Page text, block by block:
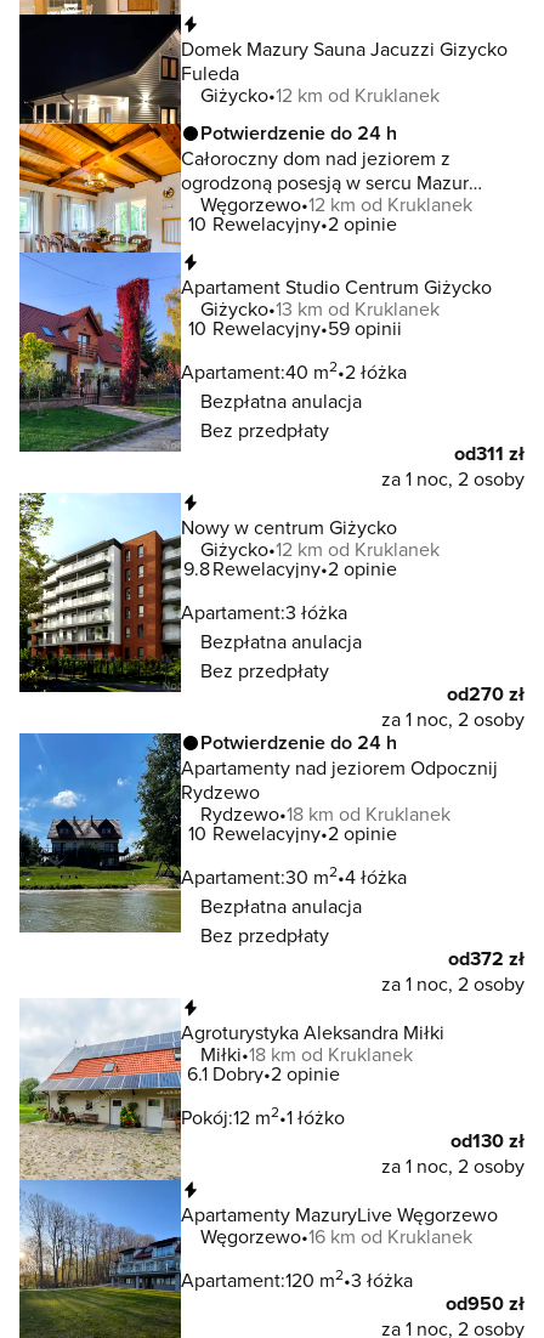
Domek Mazury Sauna Jacuzzi Gizycko
Fuleda
Giżycko 12 km od Kruklanek
Potwierdzenie do 24 h
Całoroczny dom nad jeziorem z
ogrodzoną posesją w sercu Mazur
Węgorzewo
Węgorzewo 12 km od Kruklanek
10 Rewelacyjny 2 opinie
Apartament Studio Centrum Giżycko
Giżycko 13 km od Kruklanek
10 Rewelacyjny 59 opinii
Apartament:40 m2 2 łóżka
Bezpłatna anulacja
Bez przedpłaty
od311 zł
za 1 noc, 2 osoby
Nowy w centrum Giżycko
Giżycko 12 km od Kruklanek
9.8Rewelacyjny 2 opinie
Apartament:3 łóżka
Bezpłatna anulacja
Bez przedpłaty
od270 zł
za 1 noc, 2 osoby
Potwierdzenie do 24 h
Apartamenty nad jeziorem Odpocznij
Rydzewo
Rydzewo 18 km od Kruklanek
10 Rewelacyjny 2 opinie
Apartament:30 m2 4 łóżka
Bezpłatna anulacja
Bez przedpłaty
od372 zł
za 1 noc, 2 osoby
Agroturystyka Aleksandra Miłki
Miłki 18 km od Kruklanek
6.1 Dobry 2 opinie
Pokój:12 m2 1 łóżko
od130 zł
za 1 noc, 2 osoby
Apartamenty MazuryLive Węgorzewo
Węgorzewo 16 km od Kruklanek
Apartament:120 m2 3 łóżka
od950 zł
za 1 noc, 2 osoby